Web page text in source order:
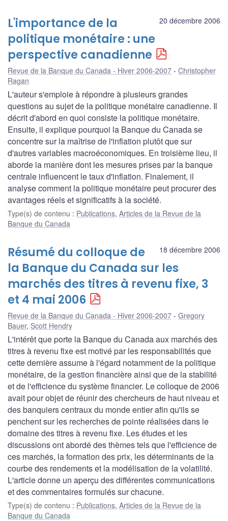
20 décembre 2006
L'importance de la
politique monétaire : une
perspective canadienne
Revue de la Banque du Canada - Hiver 2006-2007
Christopher
Ragan
L'auteur s'emploie à répondre à plusieurs grandes
questions au sujet de la politique monétaire canadienne. Il
décrit d'abord en quoi consiste la politique monétaire.
Ensuite, il explique pourquoi la Banque du Canada se
concentre sur la maîtrise de l'inflation plutôt que sur
d'autres variables macroéconomiques. En troisième lieu, il
aborde la manière dont les mesures prises par la banque
centrale influencent le taux d'inflation. Finalement, il
analyse comment la politique monétaire peut procurer des
avantages réels et significatifs à la société.
Type(s) de contenu : Publications, Articles de la Revue de la
Banque du Canada
18 décembre 2006
Résumé du colloque de
la Banque du Canada sur les
marchés des titres à revenu fixe, 3
et 4 mai 2006
Revue de la Banque du Canada - Hiver 2006-2007
Gregory
Bauer, Scott Hendry
L'intérêt que porte la Banque du Canada aux marchés des
titres à revenu fixe est motivé par les responsabilités que
cette dernière assume à l'égard notamment de la politique
monétaire, de la gestion financière ainsi que de la stabilité
et de l'efficience du système financier. Le colloque de 2006
avait pour objet de réunir des chercheurs de haut niveau et
des banquiers centraux du monde entier afin qu'ils se
penchent sur les recherches de pointe réalisées dans le
domaine des titres à revenu fixe. Les études et les
discussions ont abordé des thèmes tels que l'efficience de
ces marchés, la formation des prix, les déterminants de la
courbe des rendements et la modélisation de la volatilité.
L'article donne un aperçu des différentes communications
et des commentaires formulés sur chacune.
Type(s) de contenu : Publications, Articles de la Revue de la
Banque du Canada